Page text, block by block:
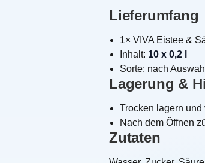
Lieferumfang
1× VIVA Eistee &
Inhalt: 10 x 0,2 l
Sorte: nach Auswahl
Lagerung &
Trocken lagern
Nach dem Öffnen
Zutaten